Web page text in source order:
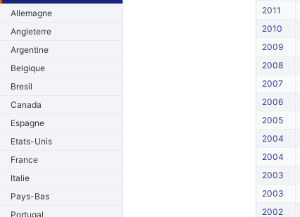
Allemagne
Angleterre
Argentine
Belgique
Bresil
Canada
Espagne
Etats-Unis
France
Italie
Pays-Bas
Portugal
2011
2010
2009
2008
2007
2006
2005
2004
2004
2003
2003
2002